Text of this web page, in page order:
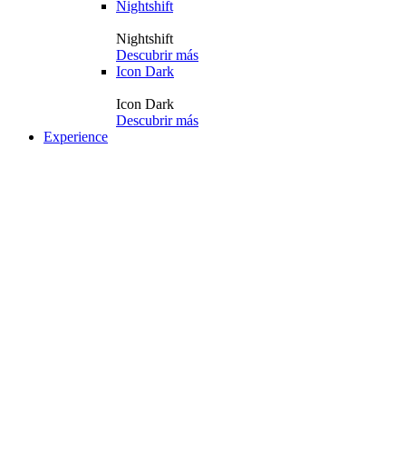
Nightshift
Nightshift
Descubrir más
Icon Dark
Icon Dark
Descubrir más
Experience